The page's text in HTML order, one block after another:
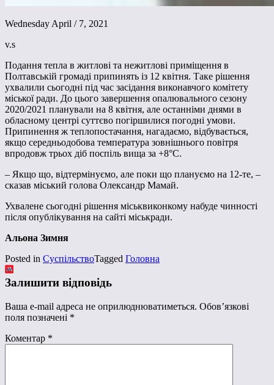
Wednesday April / 7, 2021
v.s
Подання тепла в житлові та нежитлові приміщення в
Полтавській громаді припинять із 12 квітня. Таке рішення
ухвалили сьогодні під час засідання виконавчого комітету
міської ради. До цього завершення опалювального сезону
2020/2021 планували на 8 квітня, але останніми днями в
обласному центрі суттєво погіршилися погодні умови.
Припинення ж теплопостачання, нагадаємо, відбувається,
якщо середньодобова температура зовнішнього повітря
впродовж трьох діб поспіль вища за +8°С.
– Якщо що, відтермінуємо, але поки що плануємо на 12-те, –
сказав міський голова Олександр Мамай.
Ухвалене сьогодні рішення міськвиконкому набуде чинності
після опублікування на сайті міськради.
Альона Зимня
Posted in СуспільствоTagged Головна
Залишити відповідь
Ваша e-mail адреса не оприлюднюватиметься. Обов’язкові
поля позначені *
Коментар *